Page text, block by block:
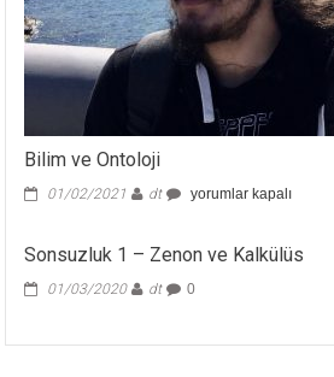
Bilim ve Ontoloji
01/02/2021 dt
Bilim
için
yorumlar kapalı
Sonsuzluk 1 – Zenon ve Kalkülüs
01/03/2020 dt 0